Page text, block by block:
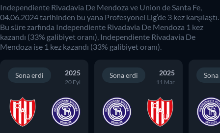
Independiente Rivadavia De Mendoza ve Union de Santa Fe
04.06.2024tarihinden bu yana Profesyonel Lig’de 3 kez karşılaştı.
Bu süre zarfında Independiente Rivadavia De Mendoza 1 kez
kazandı (33% galibiyet oranı), Independiente Rivadavia De
Mendoza ise 1 kez kazandı (33% galibiyet oranı).
Sona erdi 2025
20 Eyl
Sona erdi 2025
11 Mar